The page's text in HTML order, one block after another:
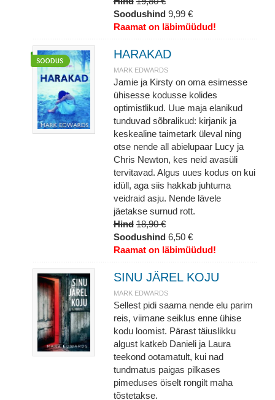
Soodushind 9,99 €
Raamat on läbimüüdud!
HARAKAD
MARK EDWARDS
Jamie ja Kirsty on oma esimesse
ühisesse kodusse kolides
optimistlikud. Uue maja elanikud
tunduvad sõbralikud: kirjanik ja
keskealine taimetark üleval ning
otse nende all abielupaar Lucy ja
Chris Newton, kes neid avasüli
tervitavad. Algus uues kodus on kui
idüll, aga siis hakkab juhtuma
veidraid asju. Nende lävele
jäetakse surnud rott.
Hind 18,90 €
Soodushind 6,50 €
Raamat on läbimüüdud!
SINU JÄREL KOJU
MARK EDWARDS
Sellest pidi saama nende elu parim
reis, viimane seiklus enne ühise
kodu loomist. Pärast täiuslikku
algust katkeb Danieli ja Laura
teekond ootamatult, kui nad
tundmatus paigas pilkases
pimeduses öiselt rongilt maha
tõstetakse.